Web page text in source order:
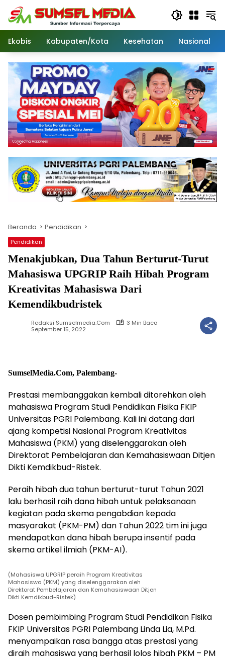
Langsung
konten
Ekobis
Kabupaten/Kota Kesehatan Nasional
Beranda Pendidikan
Pendidikan
Menakjubkan, Dua Tahun Berturut-Turut
Mahasiswa UPGRIP Raih Hibah Program
Kreativitas Mahasiswa Dari
Kemendikbudristek
Redaksi Sumselmedia.com
3 Min Baca
September 15, 2022
SumselMedia.Com, Palembang-
Prestasi membanggakan kembali ditorehkan oleh
mahasiswa Program Studi Pendidikan Fisika FKIP
Universitas PGRI Palembang. Kali ini datang dari
ajang kompetisi Nasional Program Kreativitas
Mahasiswa (PKM) yang diselenggarakan oleh
Direktorat Pembelajaran dan Kemahasiswaan Ditjen
Dikti Kemdikbud-Ristek.
Peraih hibah dua tahun berturut-turut Tahun 2021
lalu berhasil raih dana hibah untuk pelaksanaan
kegiatan pada skema pengabdian kepada
masyarakat (PKM-PM) dan Tahun 2022 tim ini juga
mendapatkan dana hibah berupa insentif pada
skema artikel ilmiah (PKM-AI).
(Mahasiswa UPGRIP peraih Program Kreativitas
Mahasiswa (PKM) yang diselenggarakan oleh
Direktorat Pembelajaran dan Kemahasiswaan Ditjen
Dikti Kemdikbud-Ristek)
Dosen pembimbing Program Studi Pendidikan Fisika
FKIP Universitas PGRI Palembang Linda Lia, M.Pd.
menyampaikan rasa bangga atas prestasi yang
diraih mahasiswa yang berhasil lolos hibah PKM – PM